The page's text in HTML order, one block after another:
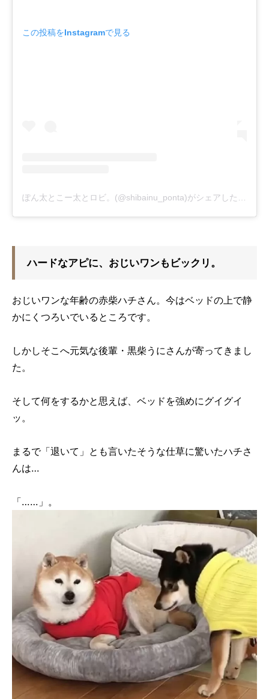
この投稿をInstagramで見る
ハードなアピに、おじいワンもビックリ。
おじいワンな年齢の赤柴ハチさん。今はベッドの上で静
かにくつろいでいるところです。
しかしそこへ元気な後輩・黒柴うにさんが寄ってきまし
た。
そして何をするかと思えば、ベッドを強めにグイグイ
ッ。
まるで「退いて」とも言いたそうな仕草に驚いたハチさ
んは…
「……」。